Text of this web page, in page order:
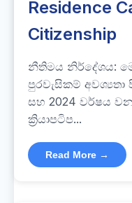
Residence
Citizenship
නීතිමය නිර්දේශය:
පුරවැසිකම්
සහ 2024 වර්ෂය
ක්‍රියාපටිප...
Read More →